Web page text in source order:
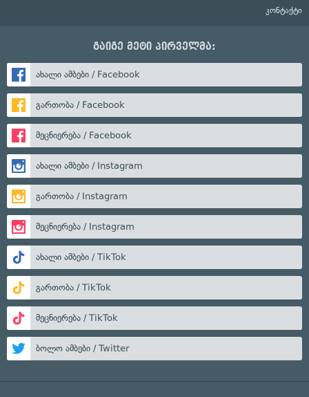
კონტაქტი
გაიგე მეტი პირველმა:
ახალი ამბები / Facebook
გართობა / Facebook
მეცნიერება / Facebook
ახალი ამბები / Instagram
გართობა / Instagram
მეცნიერება / Instagram
ახალი ამბები / TikTok
გართობა / TikTok
მეცნიერება / TikTok
ბოლო ამბები / Twitter